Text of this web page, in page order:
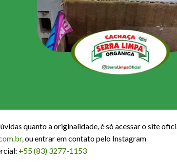
quanto a originalidade, é só acessar o site
, ou entrar em contato pelo Instagram
+55 (83) 3277-1153